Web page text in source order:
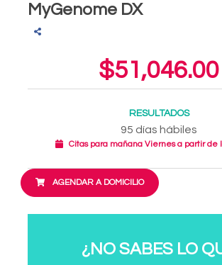
MyGenome DX
$51,046.00
RESULTADOS
95 días hábiles
Citas para mañana Viernes a partir de
AGENDAR A DOMICILIO
¿NO SABES LO